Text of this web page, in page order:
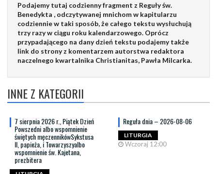
Podajemy tutaj codzienny fragment z Reguły św.
Benedykta , odczytywanej mnichom w kapitularzu
codziennie w taki sposób, że całego tekstu wysłuchują
trzy razy w ciągu roku kalendarzowego. Oprócz
przypadającego na dany dzień tekstu podajemy także
link do strony z komentarzem autorstwa redaktora
naczelnego kwartalnika Christianitas, Pawła Milcarka.
INNE Z KATEGORII
7 sierpnia 2026 r., Piątek Dzień
Powszedni albo wspomnienie
świętych męczennikówSykstusa
II, papieża, i Towarzyszyalbo
wspomnienie św. Kajetana,
prezbitera
Reguła dnia – 2026-08-06
LITURGIA
Wczoraj 12:00